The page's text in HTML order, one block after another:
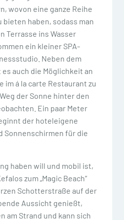
wovon eine ganze Reihe
bieten haben, sodass man
Terrasse ins Wasser
ein kleiner SPA-
Neben dem
auch die Möglichkeit an
im á la carte Restaurant zu
der Sonne hinter den
Ein paar Meter
der hoteleigene
Sonnenschirmen für die
haben will und mobil ist,
zum „Magic Beach“
Schotterstraße auf der
Aussicht genießt,
am Strand und kann sich